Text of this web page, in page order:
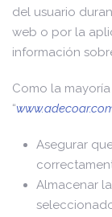
del usuario
web o por la
información
Como la
“
Asegurar
Almacenar